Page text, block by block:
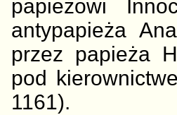
papieżowi
antypapieża
przez papieża
pod
1161).